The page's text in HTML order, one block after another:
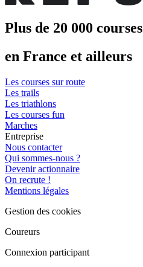
Plus de 20 000 courses
en France et ailleurs
Les courses sur route
Les trails
Les triathlons
Les courses fun
Marches
Entreprise
Nous contacter
Qui sommes-nous ?
Devenir actionnaire
On recrute !
Mentions légales
Gestion des cookies
Coureurs
Connexion participant